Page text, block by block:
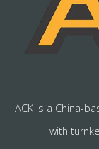
ACK is a China-
with